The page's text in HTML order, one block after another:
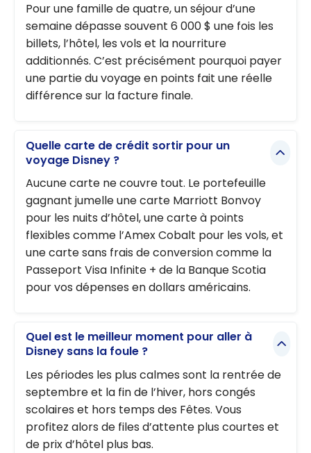
Pour une famille de quatre, un séjour d’une
semaine dépasse souvent 6 000 $ une fois les
billets, l’hôtel, les vols et la nourriture
additionnés. C’est précisément pourquoi payer
une partie du voyage en points fait une réelle
différence sur la facture finale.
Quelle carte de crédit sortir pour un
voyage Disney ?
Aucune carte ne couvre tout. Le portefeuille
gagnant jumelle une carte Marriott Bonvoy
pour les nuits d’hôtel, une carte à points
flexibles comme l’Amex Cobalt pour les vols, et
une carte sans frais de conversion comme la
Passeport Visa Infinite + de la Banque Scotia
pour vos dépenses en dollars américains.
Quel est le meilleur moment pour aller à
Disney sans la foule ?
Les périodes les plus calmes sont la rentrée de
septembre et la fin de l’hiver, hors congés
scolaires et hors temps des Fêtes. Vous
profitez alors de files d’attente plus courtes et
de prix d’hôtel plus bas.